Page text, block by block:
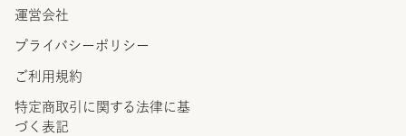
運営会社
プライバシーポリシー
ご利用規約
特定商取引に関する法律に 基
づく表記